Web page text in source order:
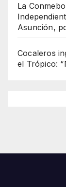
La
Asunción,
Cocaleros
el Trópico: